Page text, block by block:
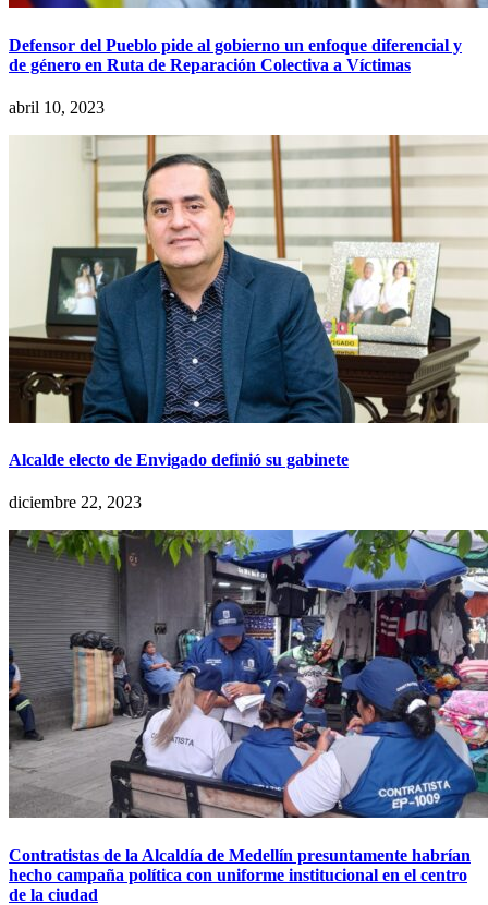
Defensor del Pueblo pide al gobierno un enfoque diferencial y
de género en Ruta de Reparación Colectiva a Víctimas
abril 10, 2023
Alcalde electo de Envigado definió su gabinete
diciembre 22, 2023
Contratistas de la Alcaldía de Medellín presuntamente habrían
hecho campaña política con uniforme institucional en el centro
de la ciudad